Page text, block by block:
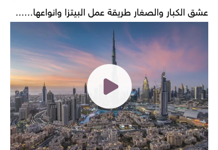
عشق الكبار والصغار طريقة عمل البيتزا وانواعها......